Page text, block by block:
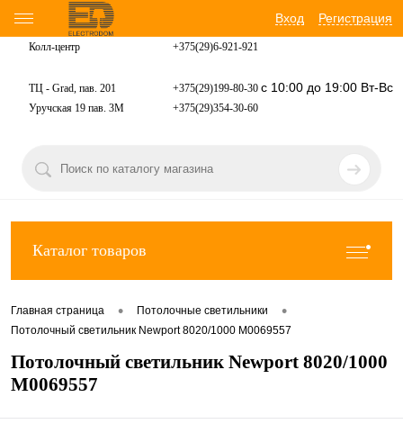
Вход Регистрация
Колл-центр +375(29)6-921-921
ТЦ - Grad, пав. 201 +375(29)199-80-30 с 10:00 до 19:00 Вт-Вс
Уручская 19 пав. 3М +375(29)354-30-60
Каталог товаров
Главная страница • Потолочные светильники •
Потолочный светильник Newport 8020/1000 М0069557
Потолочный светильник Newport 8020/1000
М0069557